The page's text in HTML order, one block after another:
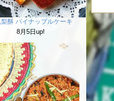
酥 パイナップルケーキ
8月5日up!